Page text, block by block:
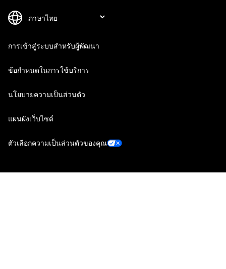
การเข้าสู่ระบบสำหรับผู้พัฒนา
ข้อกำหนดในการใช้บริการ
นโยบายความเป็นส่วนตัว
แผนผังเว็บไซต์
ตัวเลือกความเป็นส่วนตัวของคุณ